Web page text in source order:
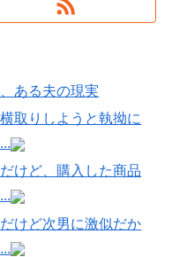
ある夫の現実
取りしようと執拗に
けど、購入した商品
けど次男に激似だか